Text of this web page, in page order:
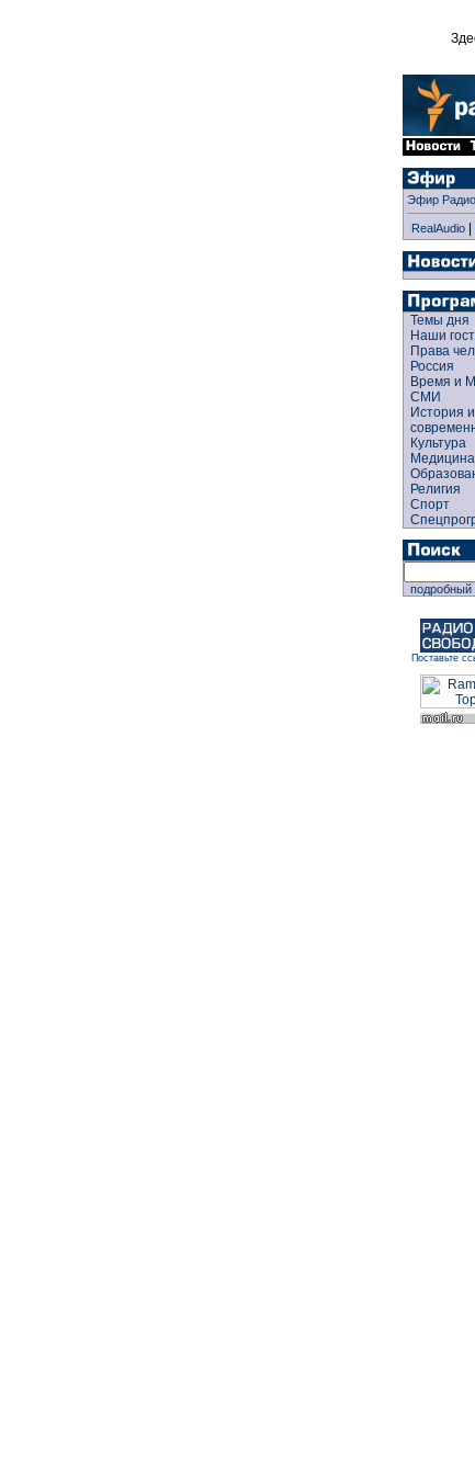
Эфир
RealAudio|
Темы дня
Наши
Права
Россия
Время и
СМИ
История и
Культура
Медицина
Религия
Спорт
подробный
Поставьте